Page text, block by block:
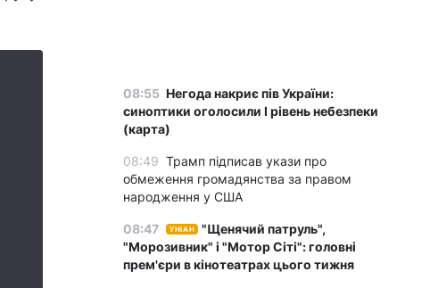
08:55 Негода накриє пів України:
синоптики оголосили І рівень небезпеки
(карта)
08:49 Трамп підписав укази про
обмеження громадянства за правом
народження у США
08:47 УНІАН
"Щенячий патруль",
"Морозивник" і "Мотор Сіті": головні
прем'єри в кінотеатрах цього тижня